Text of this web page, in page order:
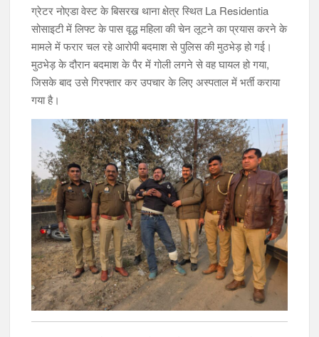
ग्रेटर नोएडा वेस्ट के बिसरख थाना क्षेत्र स्थित La Residentia
सोसाइटी में लिफ्ट के पास वृद्ध महिला की चेन लूटने का प्रयास करने के
मामले में फरार चल रहे आरोपी बदमाश से पुलिस की मुठभेड़ हो गई।
मुठभेड़ के दौरान बदमाश के पैर में गोली लगने से वह घायल हो गया,
जिसके बाद उसे गिरफ्तार कर उपचार के लिए अस्पताल में भर्ती कराया
गया है।